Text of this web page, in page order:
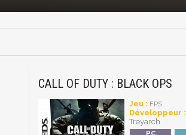
CALL OF DUTY : BLACK OPS
Jeu : FPS
Développeur :
Treyarch